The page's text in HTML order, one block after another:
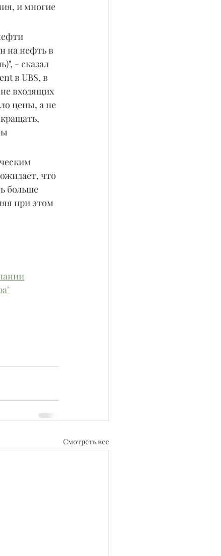
и многие
на нефть в
- сказал
в UBS, в
входящих
цены, а не
что
больше
при этом
Смотреть все